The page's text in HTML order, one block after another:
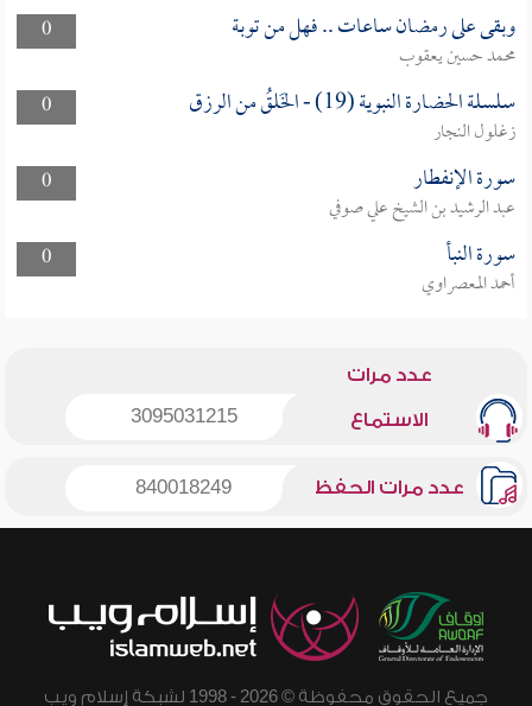
0 وبقى على رمضان ساعات .. فهل من توبة
محمد حسين يعقوب
0
سلسلة الحضارة النبوية (19) - الخَلقُ من الرزق
زغلول النجار
0
سورة الإنفطار
عبد الرشيد بن الشيخ علي صوفي
0
سورة النبأ
أحمد المعصراوي
عدد مرات
الاستماع 3095031215
عدد مرات الحفظ 840018249
جميع الحقوق محفوظة © 2026 - 1998 لشبكة إسلام ويب